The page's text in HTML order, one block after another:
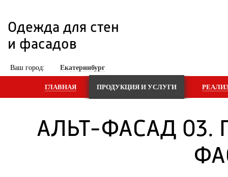
Одежда для стен
и фасадов
Ваш город: Екатеринбург
ГЛАВНАЯ ПРОДУКЦИЯ И УСЛУГИ
АЛЬТ-ФАСАД 03.